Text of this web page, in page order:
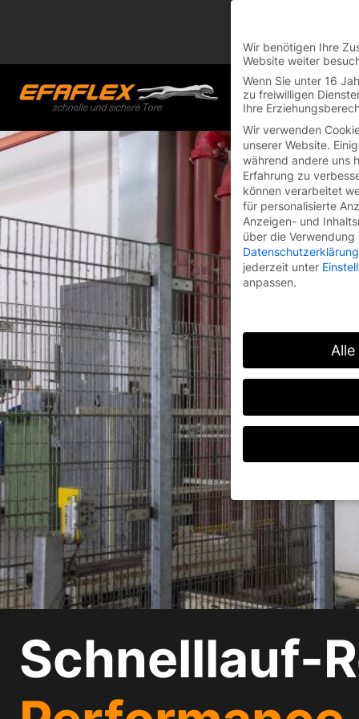
You are currently
content
Schnelllauf-
Wir benötigen Ihre
Website weiter
Wenn Sie unter 16
zu freiwilligen
Ihre
Wir verwenden
unserer Website.
während andere uns
Erfahrung zu
können verarbeitet
für personalisierte
Anzeigen- und
über die
Datenschutzerklärung
jederzeit unter
anpassen.
Wenn Sie unter 16
Wir verwenden
andere uns helfen,
verarbeitet werden
Inhaltsmessung.
Hier finden Sie eine
geben oder sich
Alle akzeptieren